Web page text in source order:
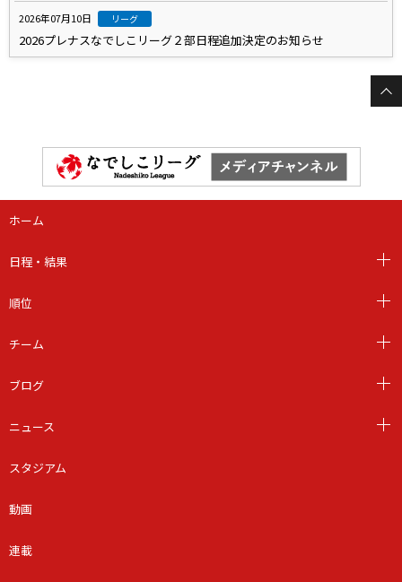
2026年07月10日 リーグ
2026プレナスなでしこリーグ２部日程追加決定のお知らせ
ホーム
日程・結果
順位
チーム
ブログ
ニュース
スタジアム
動画
連載